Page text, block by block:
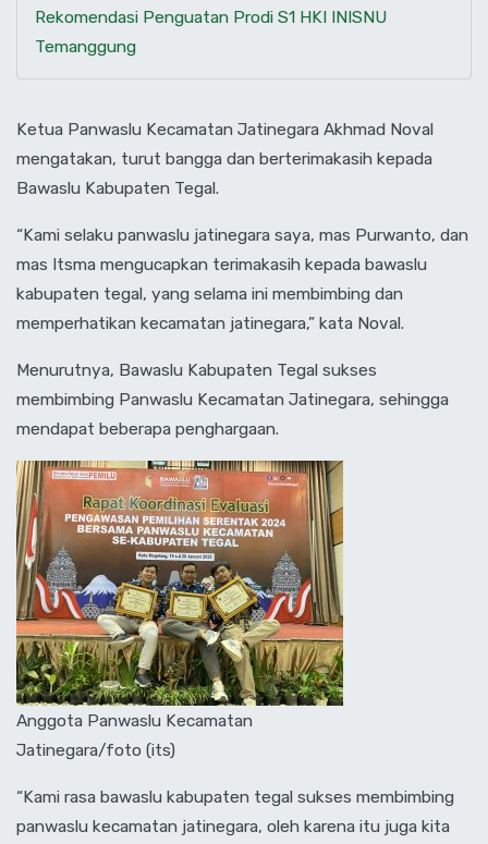
Rekomendasi Penguatan Prodi S1 HKI INISNU
Temanggung
Ketua Panwaslu Kecamatan Jatinegara Akhmad Noval
mengatakan, turut bangga dan berterimakasih kepada
Bawaslu Kabupaten Tegal.
“Kami selaku panwaslu jatinegara saya, mas Purwanto, dan
mas Itsma mengucapkan terimakasih kepada bawaslu
kabupaten tegal, yang selama ini membimbing dan
memperhatikan kecamatan jatinegara,” kata Noval.
Menurutnya, Bawaslu Kabupaten Tegal sukses
membimbing Panwaslu Kecamatan Jatinegara, sehingga
mendapat beberapa penghargaan.
Anggota Panwaslu Kecamatan
Jatinegara/foto (its)
“Kami rasa bawaslu kabupaten tegal sukses membimbing
panwaslu kecamatan jatinegara, oleh karena itu juga kita